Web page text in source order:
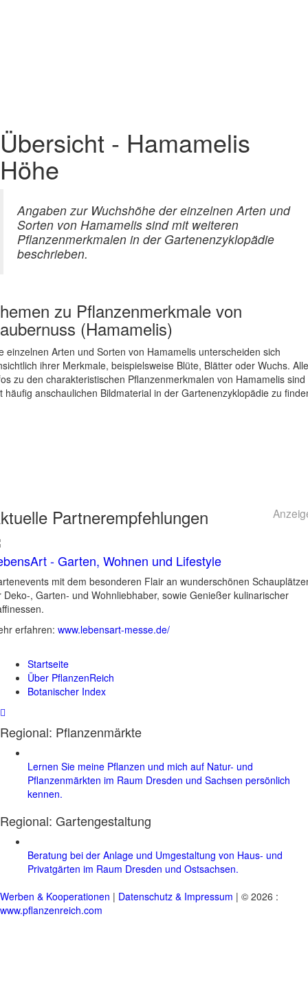
Übersicht - Hamamelis
Höhe
Angaben zur Wuchshöhe der einzelnen Arten und
Sorten von Hamamelis sind mit weiteren
Pflanzenmerkmalen in der Gartenenzyklopädie
beschrieben.
zu Pflanzenmerkmale von
(Hamamelis)
einzelnen Arten und Sorten von Hamamelis unterscheiden sich
ihrer Merkmale, beispielsweise Blüte, Blätter oder Wuchs. Alle
zu den charakteristischen Pflanzenmerkmalen von Hamamelis sind
häufig anschaulichen Bildmaterial in der Gartenenzyklopädie zu
Partnerempfehlungen
- Garten, Wohnen und Lifestyle
mit dem besonderen Flair an wunderschönen
Deko-, Garten- und Wohnliebhaber, sowie Genießer kulinarischer
erfahren: www.lebensart-messe.de/
Startseite
Über PflanzenReich
Botanischer Index
Regional: Pflanzenmärkte
Lernen Sie meine Pflanzen und mich auf Natur- und
Pflanzenmärkten im Raum Dresden und Sachsen persönlich
kennen.
Regional: Gartengestaltung
Beratung bei der Anlage und Umgestaltung von Haus- und
Privatgärten im Raum Dresden und Ostsachsen.
Werben & Kooperationen | Datenschutz & Impressum | © 2026 :
www.pflanzenreich.com